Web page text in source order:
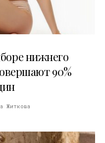
нижнего
90%
Житкова